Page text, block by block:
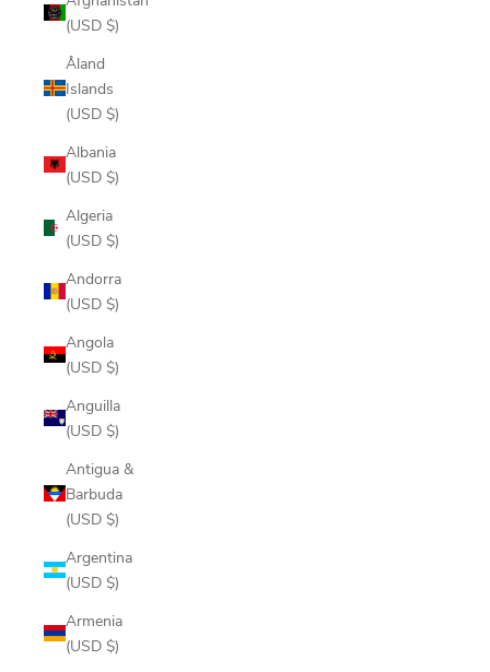
(USD $)
Åland
Islands
(USD $)
Albania
(USD $)
Algeria
(USD $)
Andorra
(USD $)
Angola
(USD $)
Anguilla
(USD $)
Antigua &
Barbuda
(USD $)
Argentina
(USD $)
Armenia
(USD $)